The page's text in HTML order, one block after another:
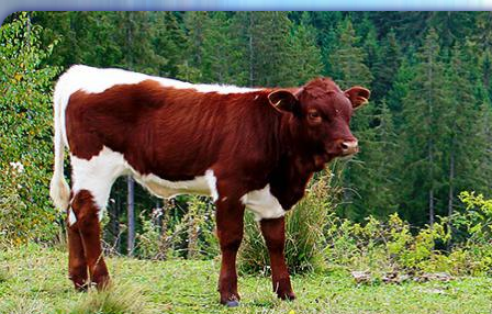
Jump to Content